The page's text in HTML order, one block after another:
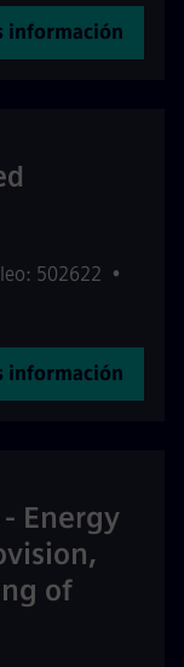
información
502622 •
información
Energy
of